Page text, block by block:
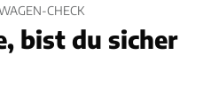
CHECK
bist du sicher